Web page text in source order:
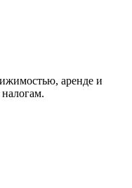
аренде и